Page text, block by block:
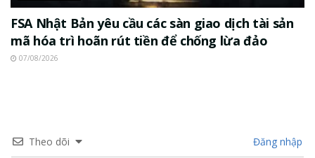
FSA Nhật Bản yêu cầu các sàn giao dịch tài sản
mã hóa trì hoãn rút tiền để chống lừa đảo
07/08/2026
Theo dõi Đăng nhập